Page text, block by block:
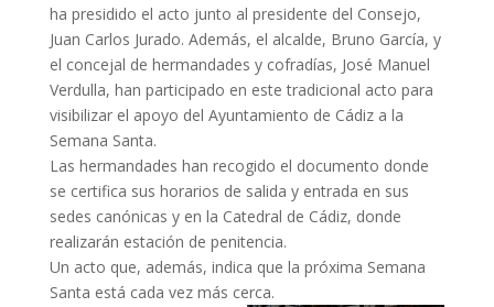
ha presidido el acto junto al presidente del Consejo,
Juan Carlos Jurado. Además, el alcalde, Bruno García, y
el concejal de hermandades y cofradías, José Manuel
Verdulla, han participado en este tradicional acto para
visibilizar el apoyo del Ayuntamiento de Cádiz a la
Semana Santa.
Las hermandades han recogido el documento donde
se certifica sus horarios de salida y entrada en sus
sedes canónicas y en la Catedral de Cádiz, donde
realizarán estación de penitencia.
Un acto que, además, indica que la próxima Semana
Santa está cada vez más cerca.